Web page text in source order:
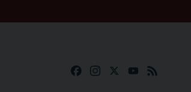
FacebookInstagramYouTube